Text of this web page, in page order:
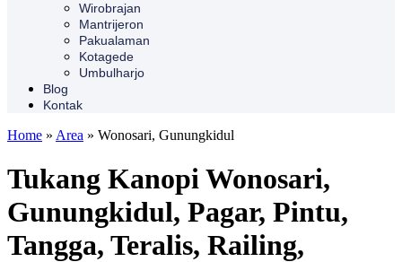
Wirobrajan
Mantrijeron
Pakualaman
Kotagede
Umbulharjo
Blog
Kontak
Home » Area » Wonosari, Gunungkidul
Tukang Kanopi Wonosari,
Gunungkidul, Pagar, Pintu,
Tangga, Teralis, Railing,